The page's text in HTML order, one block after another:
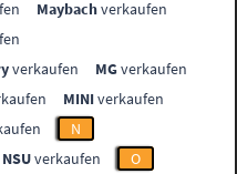
Maybachverkaufen
verkaufen MGverkaufen
MINIverkaufen
N
NSUverkaufen
O